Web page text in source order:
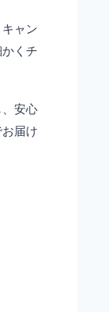
ャン
くチ
安心
届け